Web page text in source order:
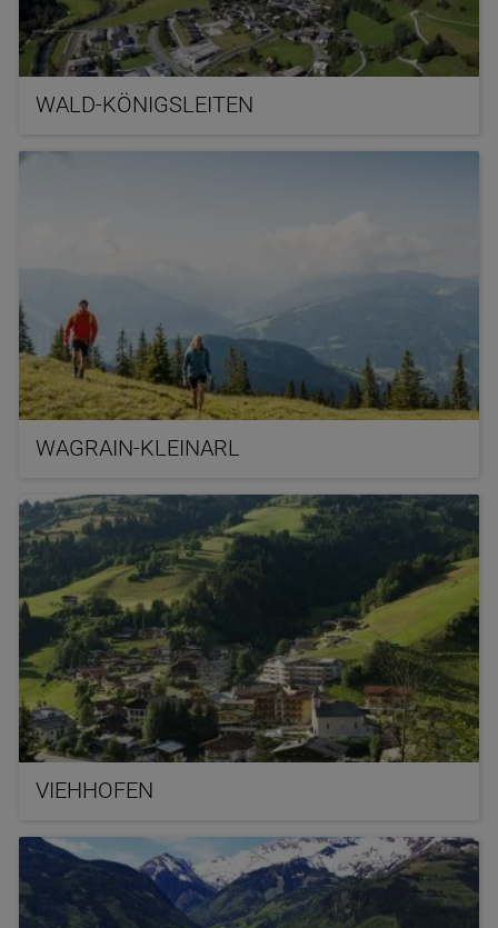
WALD-KÖNIGSLEITEN
WAGRAIN-KLEINARL
VIEHHOFEN